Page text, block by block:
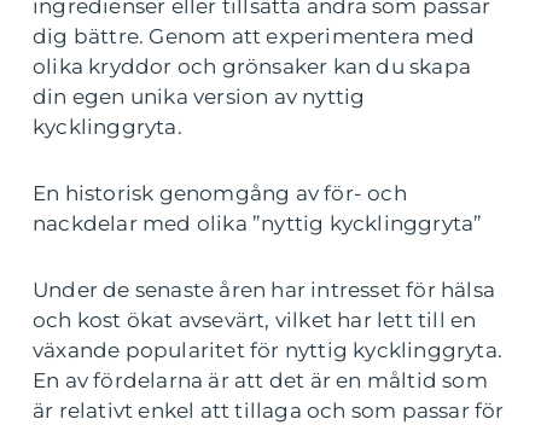
ingredienser eller tillsätta andra som passar
dig bättre. Genom att experimentera med
olika kryddor och grönsaker kan du skapa
din egen unika version av nyttig
kycklinggryta.
En historisk genomgång av för- och
nackdelar med olika ”nyttig kycklinggryta”
Under de senaste åren har intresset för hälsa
och kost ökat avsevärt, vilket har lett till en
växande popularitet för nyttig kycklinggryta.
En av fördelarna är att det är en måltid som
är relativt enkel att tillaga och som passar för